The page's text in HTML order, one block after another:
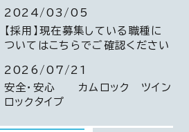
2024/03/05
【採用】現在募集している職種に
ついてはこちらでご確認ください
2026/07/21
安全・安心 カムロック ツイン
ロックタイプ